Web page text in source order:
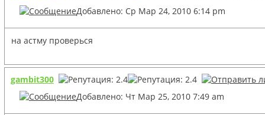
Добавлено: Ср Мар 24, 2010 6:14 pm
на астму проверься
gambit300
Добавлено: Чт Мар 25, 2010 7:49 am